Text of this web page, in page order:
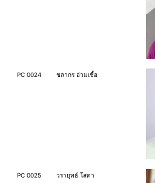
PC 0024 ชลากร อ่วมเชื้อ
PC 0025 วรายุทธ์ โสดา